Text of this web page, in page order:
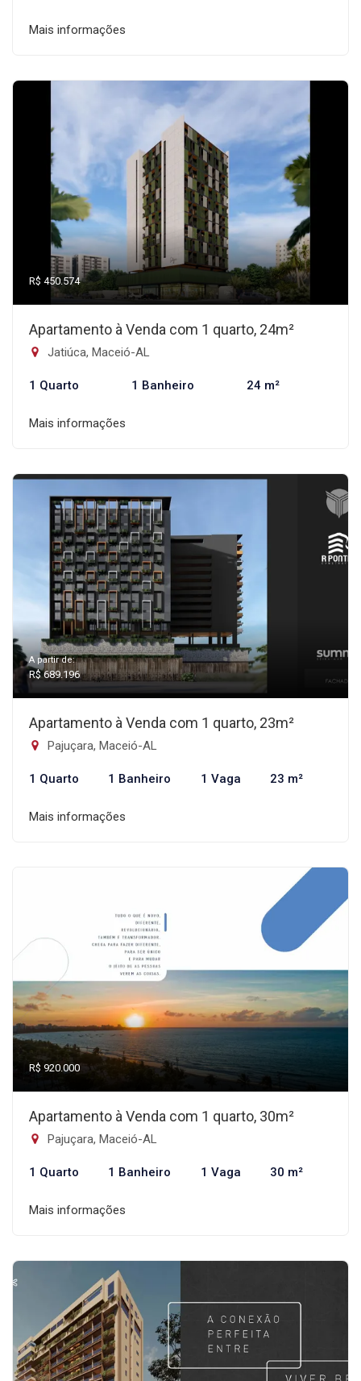
Mais informações
R$ 450.574
Apartamento à Venda com 1 quarto, 24m²
Jatiúca, Maceió-AL
1 Quarto 1 Banheiro 24 m²
Mais informações
A partir de:
R$ 689.196
Apartamento à Venda com 1 quarto, 23m²
Pajuçara, Maceió-AL
1 Quarto 1 Banheiro 1 Vaga 23 m²
Mais informações
R$ 920.000
Apartamento à Venda com 1 quarto, 30m²
Pajuçara, Maceió-AL
1 Quarto 1 Banheiro 1 Vaga 30 m²
Mais informações